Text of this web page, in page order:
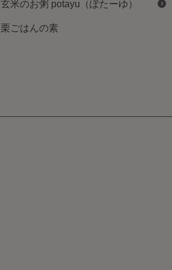
玄米のお粥 potayu（ぽたーゆ）
栗ごはんの素